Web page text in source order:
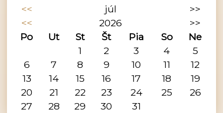
<< júl
>>
<<
2026
>>
Po
Ut St Št Pia So
Ne
1
2 3 4
5
6
7 8 9 10 11
12
13
14 15 16 17 18
19
20
21 22 23 24 25
26
27
28 29 30 31